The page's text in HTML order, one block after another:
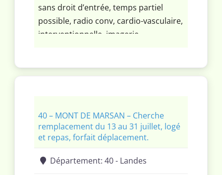
sans droit d’entrée, temps partiel
possible, radio conv, cardio-vasculaire,
interventionnelle, imagerie
contrat de collaboration possible pour
40 – MONT DE MARSAN – Cherche
remplacement du 13 au 31 juillet, logé
et repas, forfait déplacement.
Département: 40 - Landes